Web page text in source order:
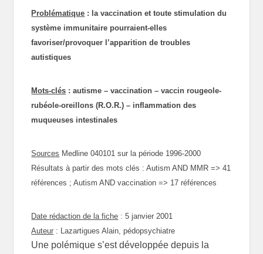
Problématique : la vaccination et toute stimulation du
système immunitaire pourraient-elles
favoriser/provoquer l’apparition de troubles
autistiques
Mots-clés : autisme – vaccination – vaccin rougeole-
rubéole-oreillons (R.O.R.) – inflammation des
muqueuses intestinales
Sources Medline 040101 sur la période 1996-2000
Résultats à partir des mots clés : Autism AND MMR => 41
références ; Autism AND vaccination => 17 références
Date rédaction de la fiche : 5 janvier 2001
Auteur : Lazartigues Alain, pédopsychiatre
Une polémique s’est développée depuis la